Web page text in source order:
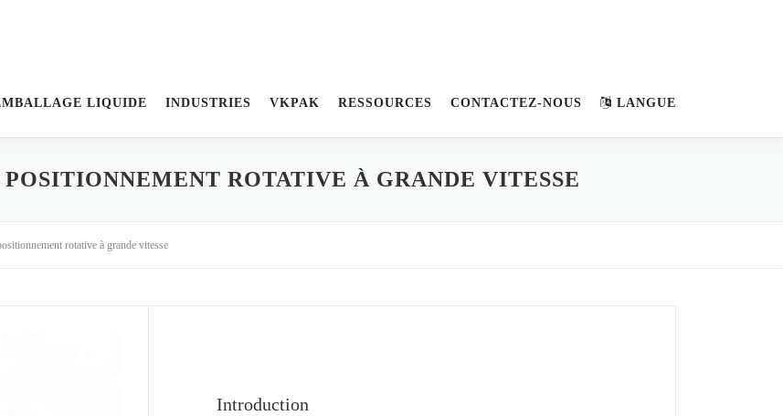
LIQUIDE INDUSTRIES VKPAK RESSOURCES CONTACTEZ-NOUS LANGUE
ROTATIVE À GRANDE VITESSE
rotative à grande vitesse
Introduction